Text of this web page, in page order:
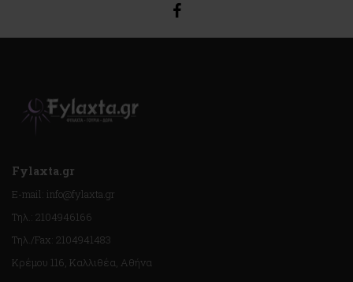
Fylaxta.gr
E-mail: info@fylaxta.gr
Τηλ.: 2104946166
Τηλ./Fax: 2104941483
Κρέμου 116, Καλλιθέα, Αθήνα